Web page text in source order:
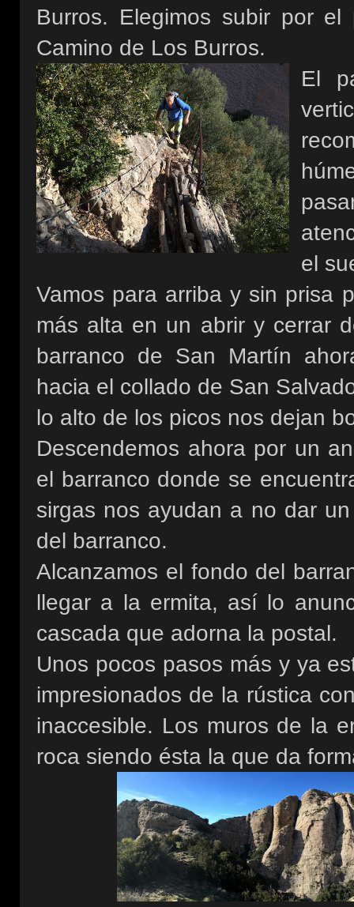
Burros. Elegimos subir por
Camino de Los Burros.
El
el
Vamos para arriba y sin prisa
más alta en un abrir y cerrar
barranco de San Martín
hacia el collado de San
lo alto de los picos nos dejan
Descendemos ahora por un
el barranco donde se
sirgas nos ayudan a no dar
del barranco.
Alcanzamos el fondo del
llegar a la ermita, así lo
cascada que adorna la postal.
Unos pocos pasos más y ya
impresionados de la rústica
inaccesible. Los muros de la
roca siendo ésta la que da